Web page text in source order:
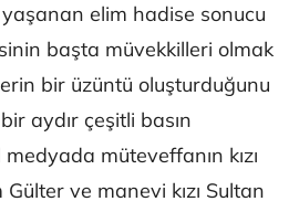
yaşanan elim hadise sonucu
başta müvekkilleri olmak
bir üzüntü oluşturduğunu
aydır çeşitli basın
müteveffanın kızı
ve manevi kızı Sultan